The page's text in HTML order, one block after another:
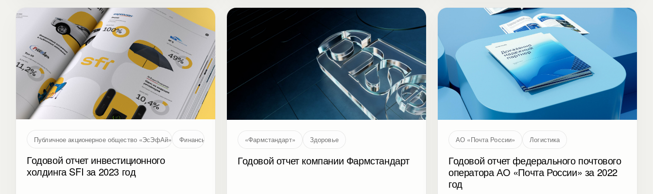
Публичное акционерное общество «ЭсЭфАй» (SFI, MOEX: SFIN)
Финансы
Годовой отчет инвестиционного
холдинга SFI за 2023 год
«Фармстандарт» Здоровье
Годовой отчет компании Фармстандарт
АО «Почта России» Логистика
Годовой отчет федерального почтового
оператора АО «Почта России» за 2022
год